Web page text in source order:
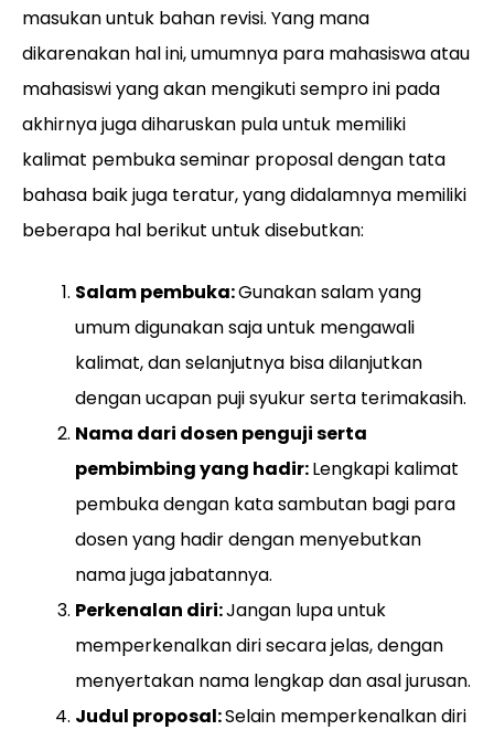
masukan untuk bahan revisi. Yang mana
dikarenakan hal ini, umumnya para mahasiswa atau
mahasiswi yang akan mengikuti sempro ini pada
akhirnya juga diharuskan pula untuk memiliki
kalimat pembuka seminar proposal dengan tata
bahasa baik juga teratur, yang didalamnya memiliki
beberapa hal berikut untuk disebutkan:
Salam pembuka:Gunakan salam yang
umum digunakan saja untuk mengawali
kalimat, dan selanjutnya bisa dilanjutkan
dengan ucapan puji syukur serta terimakasih.
Nama dari dosen penguji serta
pembimbing yang hadir:Lengkapi kalimat
pembuka dengan kata sambutan bagi para
dosen yang hadir dengan menyebutkan
nama juga jabatannya.
Perkenalan diri:Jangan lupa untuk
memperkenalkan diri secara jelas, dengan
menyertakan nama lengkap dan asal jurusan.
Judul proposal:Selain memperkenalkan diri